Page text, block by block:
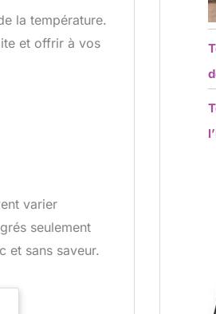
la température.
et offrir à vos
varier
seulement
et sans saveur.